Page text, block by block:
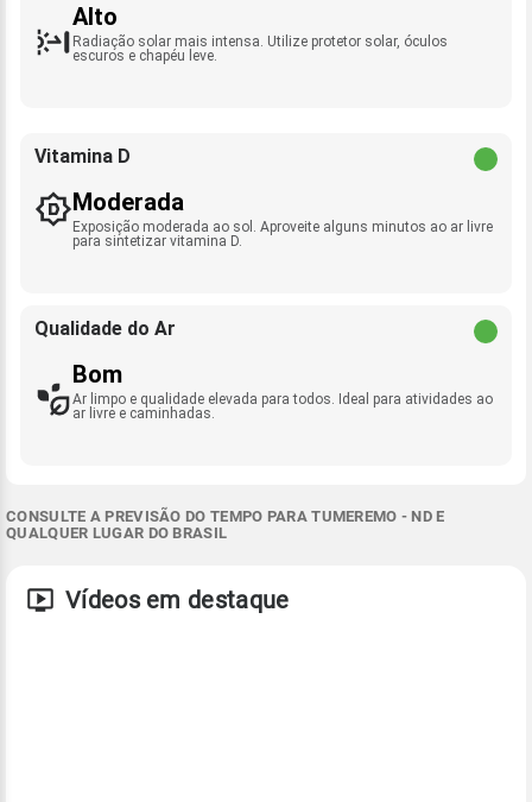
Alto
Radiação solar mais intensa. Utilize protetor solar, óculos
escuros e chapéu leve.
Vitamina D
Moderada
Exposição moderada ao sol. Aproveite alguns minutos ao ar livre
para sintetizar vitamina D.
Qualidade do Ar
Bom
Ar limpo e qualidade elevada para todos. Ideal para atividades ao
ar livre e caminhadas.
CONSULTE A PREVISÃO DO TEMPO PARA TUMEREMO - ND E
QUALQUER LUGAR DO BRASIL
Vídeos em destaque